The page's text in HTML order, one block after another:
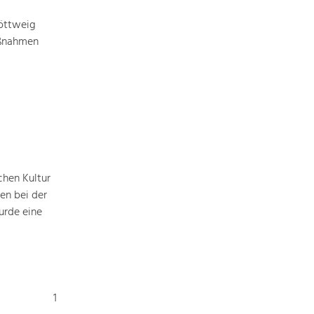
Kultur
bei der
eine
1